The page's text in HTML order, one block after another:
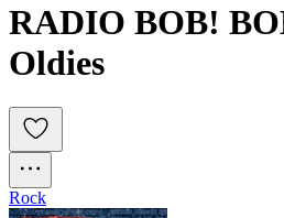
RADIO BOB!
Oldies
Rock